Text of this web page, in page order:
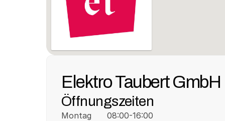
Elektro Taubert GmbH
Öffnungszeiten
Montag
08:00-16:00